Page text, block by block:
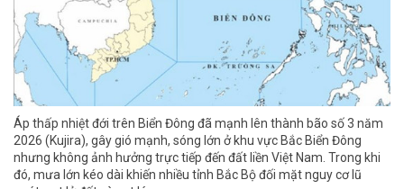
Áp thấp nhiệt đới trên Biển Đông đã mạnh lên thành bão số 3 năm
2026 (Kujira), gây gió mạnh, sóng lớn ở khu vực Bắc Biển Đông
nhưng không ảnh hưởng trực tiếp đến đất liền Việt Nam. Trong khi
đó, mưa lớn kéo dài khiến nhiều tỉnh Bắc Bộ đối mặt nguy cơ lũ